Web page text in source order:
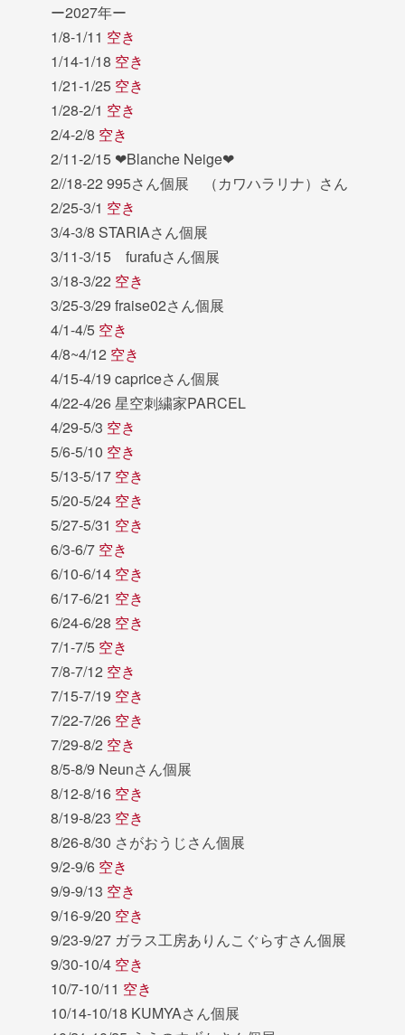
ー2027年ー
1/8-1/11 空き
1/14-1/18 空き
1/21-1/25 空き
1/28-2/1 空き
2/4-2/8 空き
2/11-2/15 ❤︎Blanche Neige❤︎
2//18-22 995さん個展 （カワハラリナ）さん
2/25-3/1 空き
3/4-3/8 STARIAさん個展
3/11-3/15 furafuさん個展
3/18-3/22 空き
3/25-3/29 fraise02さん個展
4/1-4/5 空き
4/8~4/12 空き
4/15-4/19 capriceさん個展
4/22-4/26 星空刺繍家PARCEL
4/29-5/3 空き
5/6-5/10 空き
5/13-5/17 空き
5/20-5/24 空き
5/27-5/31 空き
6/3-6/7 空き
6/10-6/14 空き
6/17-6/21 空き
6/24-6/28 空き
7/1-7/5 空き
7/8-7/12 空き
7/15-7/19 空き
7/22-7/26 空き
7/29-8/2 空き
8/5-8/9 Neunさん個展
8/12-8/16 空き
8/19-8/23 空き
8/26-8/30 さがおうじさん個展
9/2-9/6 空き
9/9-9/13 空き
9/16-9/20 空き
9/23-9/27 ガラス工房ありんこぐらすさん個展
9/30-10/4 空き
10/7-10/11 空き
10/14-10/18 KUMYAさん個展